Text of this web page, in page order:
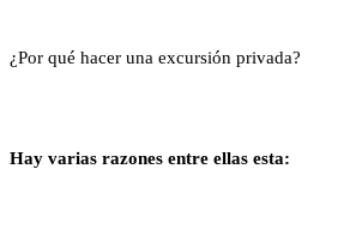
¿Por qué hacer una excursión privada?
Hay varias razones entre ellas esta: